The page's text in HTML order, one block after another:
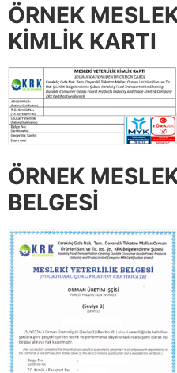
ÖRNEK
KİMLİK KARTI
ÖRNEK
BELGESİ